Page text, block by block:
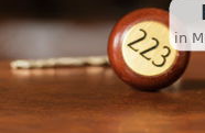
in